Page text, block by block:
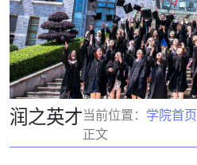
润之英才当前位置： 学院首页
正文